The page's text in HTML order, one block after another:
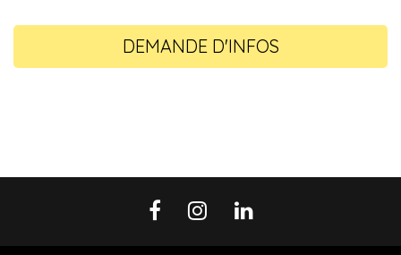
DEMANDE D'INFOS